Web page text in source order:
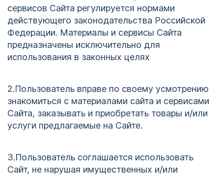
сервисов Сайта регулируется нормами
действующего законодательства Российской
Федерации. Материалы и сервисы Сайта
предназначены исключительно для
использования в законных целях
2.Пользователь вправе по своему усмотрению
знакомиться с материалами сайта и сервисами
Сайта, заказывать и приобретать товары и/или
услуги предлагаемые на Сайте.
3.Пользователь соглашается использовать
Сайт, не нарушая имущественных и/или